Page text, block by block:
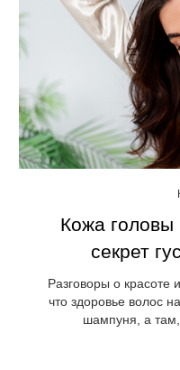
Кожа головы
секрет
Разговоры о красоте
что здоровье волос
шампуня, а там,